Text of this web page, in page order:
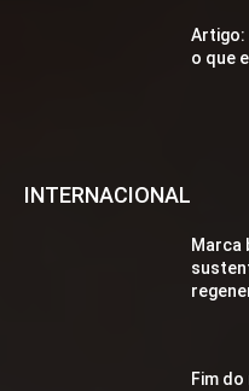
Artigo:
o que
INTERNACIONAL
Marca
Fim